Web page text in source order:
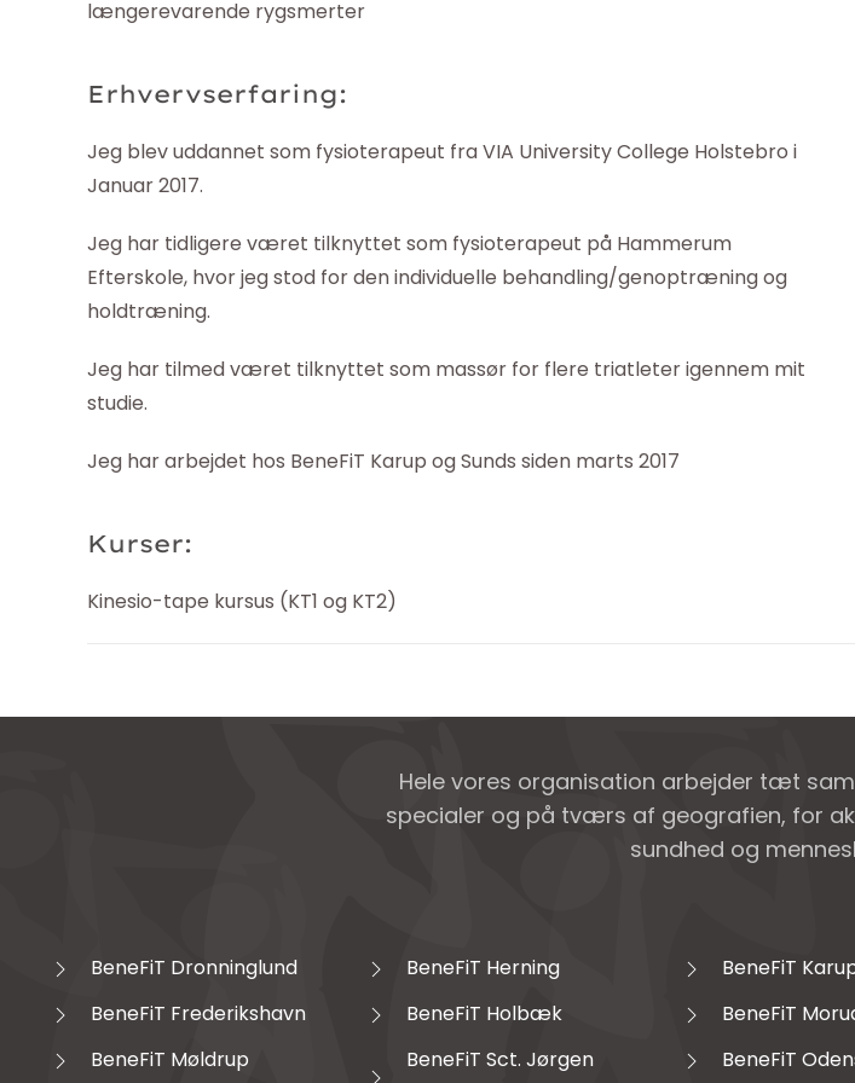
længerevarende rygsmerter
Erhvervserfaring:
Jeg blev uddannet som fysioterapeut fra VIA University College Holstebro i
Januar 2017.
Jeg har tidligere været tilknyttet som fysioterapeut på Hammerum
Efterskole, hvor jeg stod for den individuelle behandling/genoptræning og
holdtræning.
Jeg har tilmed været tilknyttet som massør for flere triatleter igennem mit
studie.
Jeg har arbejdet hos BeneFiT Karup og Sunds siden marts 2017
Kurser:
Kinesio-tape kursus (KT1 og KT2)
Hele vores organisation arbejder tæt
specialer og på tværs af geografien, for
sundhed og
BeneFiT Dronninglund
BeneFiT Frederikshavn
BeneFiT Møldrup
BeneFiT Herning
BeneFiT Holbæk
BeneFiT Sct. Jørgen
BeneFiT
BeneFiT
BeneFiT